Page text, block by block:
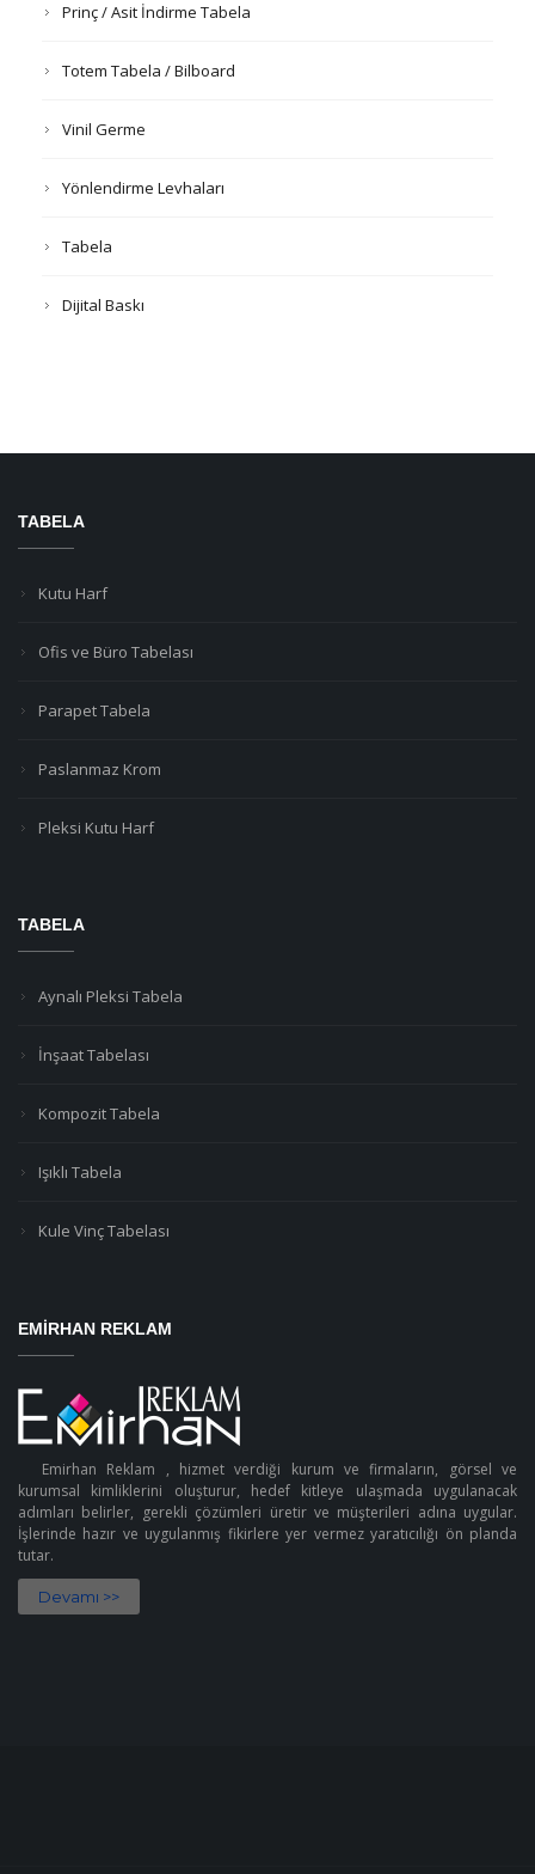
Prinç / Asit İndirme Tabela
Totem Tabela / Bilboard
Vinil Germe
Yönlendirme Levhaları
Tabela
Dijital Baskı
TABELA
Kutu Harf
Ofis ve Büro Tabelası
Parapet Tabela
Paslanmaz Krom
Pleksi Kutu Harf
TABELA
Aynalı Pleksi Tabela
İnşaat Tabelası
Kompozit Tabela
Işıklı Tabela
Kule Vinç Tabelası
EMIRHAN REKLAM
Emirhan Reklam , hizmet verdiği kurum ve firmaların, görsel ve
kurumsal kimliklerini oluşturur, hedef kitleye ulaşmada uygulanacak
adımları belirler, gerekli çözümleri üretir ve müşterileri adına uygular.
İşlerinde hazır ve uygulanmış fikirlere yer vermez yaratıcılığı ön planda
tutar.
Devamı >>